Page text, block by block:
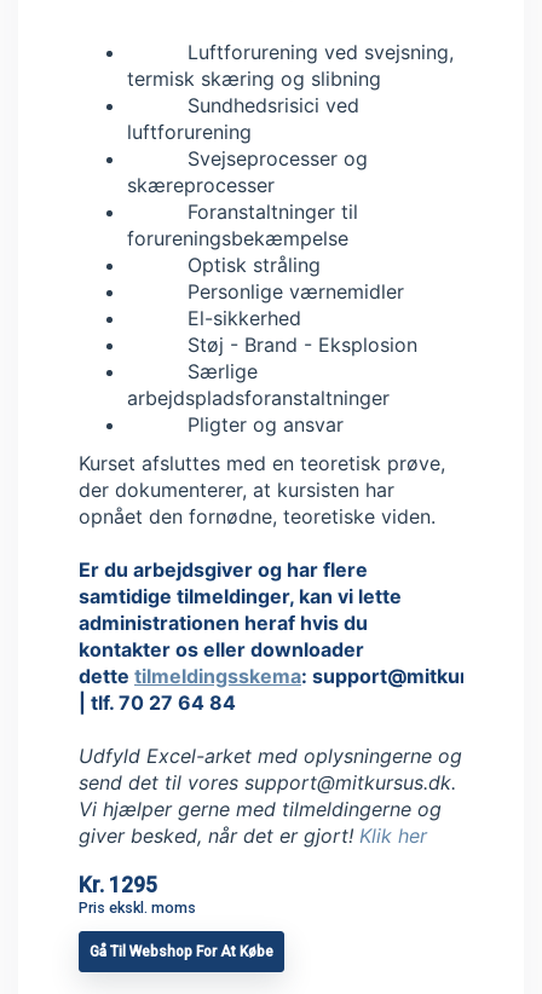
Luftforurening ved svejsning,
termisk skæring og slibning
Sundhedsrisici ved
luftforurening
Svejseprocesser og
skæreprocesser
Foranstaltninger til
forureningsbekæmpelse
Optisk stråling
Personlige værnemidler
El-sikkerhed
Støj - Brand - Eksplosion
Særlige
arbejdspladsforanstaltninger
Pligter og ansvar
Kurset afsluttes med en teoretisk prøve,
der dokumenterer, at kursisten har
opnået den fornødne, teoretiske viden.
Er du arbejdsgiver og har flere
samtidige tilmeldinger, kan vi lette
administrationen heraf hvis du
kontakter os eller downloader
dette tilmeldingsskema: support@mitkursus.dk
| tlf. 70 27 64 84
Udfyld Excel-arket med oplysningerne og
send det til vores support@mitkursus.dk.
Vi hjælper gerne med tilmeldingerne og
giver besked, når det er gjort! Klik her
Kr. 1295
Pris ekskl. moms
Gå Til Webshop For At Købe